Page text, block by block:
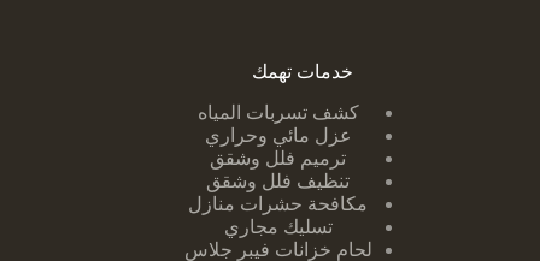
خدمات تهمك
كشف تسربات ا لمياه
عزل مائي وحراري
ترميم فلل وشقق
تنظيف فلل وشقق
مكافحة حشرات منازل
تسليك مجاري
لحام خزانات فيبر جلاس